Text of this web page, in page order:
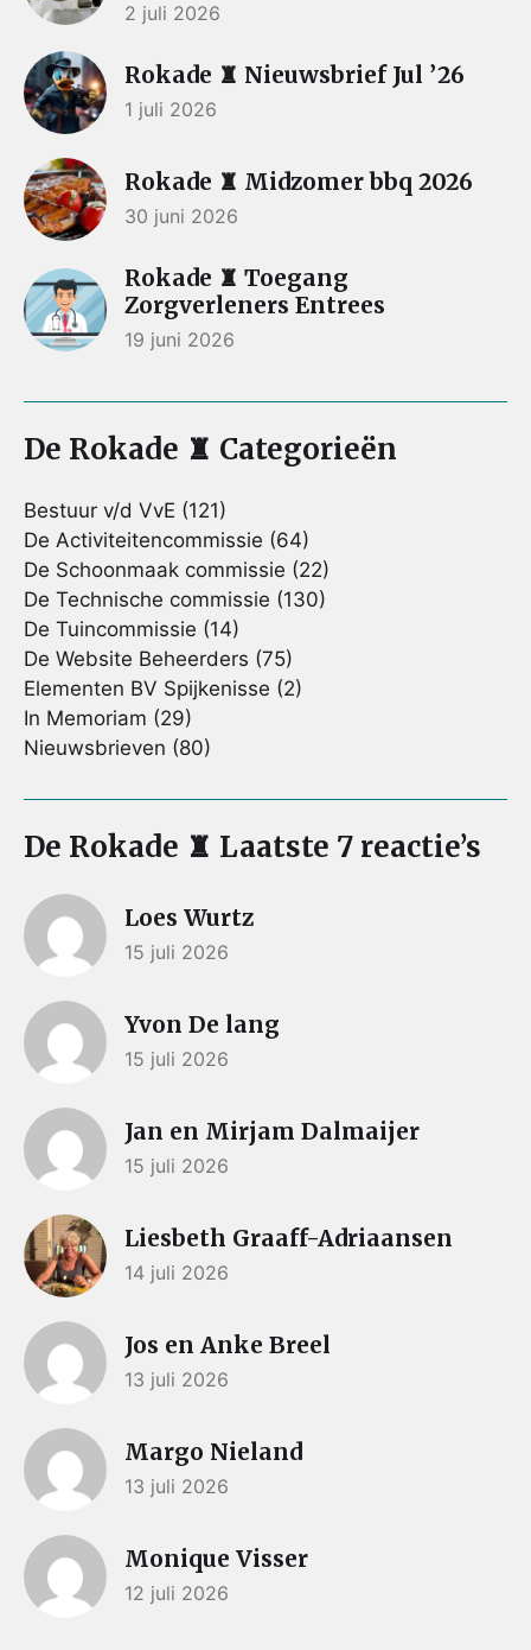
2 juli 2026
Rokade ♜ Nieuwsbrief Jul ’26
1 juli 2026
Rokade ♜ Midzomer bbq 2026
30 juni 2026
Rokade ♜ Toegang
Zorgverleners Entrees
19 juni 2026
De Rokade ♜ Categorieën
Bestuur v/d VvE (121)
De Activiteitencommissie (64)
De Schoonmaak commissie (22)
De Technische commissie (130)
De Tuincommissie (14)
De Website Beheerders (75)
Elementen BV Spijkenisse (2)
In Memoriam (29)
Nieuwsbrieven (80)
De Rokade ♜ Laatste 7 reactie’s
Loes Wurtz
15 juli 2026
Yvon De lang
15 juli 2026
Jan en Mirjam Dalmaijer
15 juli 2026
Liesbeth Graaff-Adriaansen
14 juli 2026
Jos en Anke Breel
13 juli 2026
Margo Nieland
13 juli 2026
Monique Visser
12 juli 2026